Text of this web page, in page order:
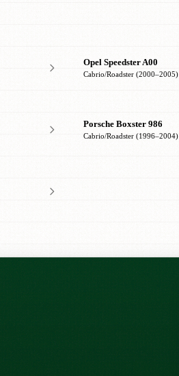
Opel Speedster A00
Cabrio/Roadster (2000–2005)
Porsche Boxster 986
Cabrio/Roadster (1996–2004)